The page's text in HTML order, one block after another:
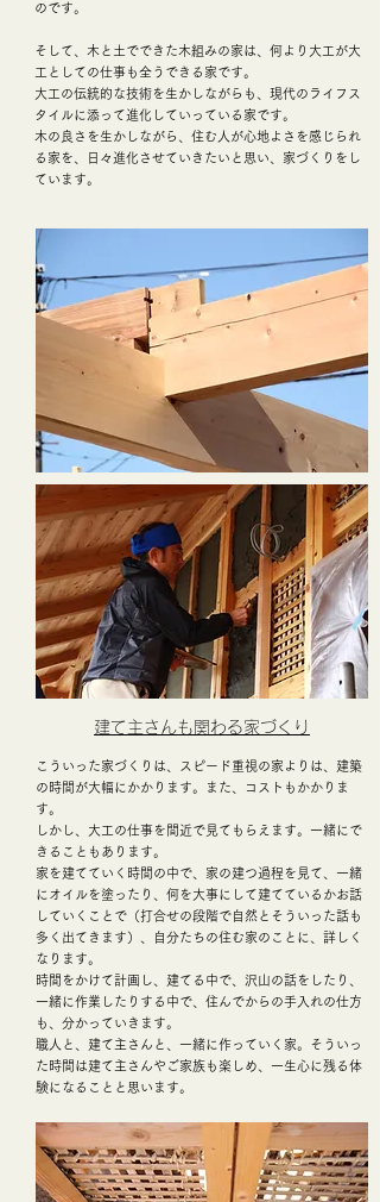
のです。
そして、木と土でできた木組みの家は、何より大工が大
工としての仕事も全うできる家です。
大工の伝統的な技術を生かしながらも、現代のライフス
タイルに添って進化していっている家です。
​木の良さを生かしながら、住む人が心地よさを感じられ
る家を、日々進化させていきたいと思い、家づくりをし
ています。
建て主さんも関わる家づくり
こういった家づくりは、スピード重視の家よりは、建築
の時間が大幅にかかります。また、コストもかかりま
す。
しかし、大工の仕事を間近で見てもらえます。一緒にで
きることもあります。
家を建てていく時間の中で、家の建つ過程を見て、一緒
にオイルを塗ったり、何を大事にして建てているかお話
していくことで（打合せの段階で自然とそういった話も
多く出てきます）、自分たちの住む家のことに、詳しく
なります。
時間をかけて計画し、建てる中で、沢山の話をしたり、
一緒に作業したりする中で、住んでからの手入れの仕方
も、分かっていきます。
職人と、建て主さんと、一緒に作っていく家。そういっ
た時間は建て主さんやご家族も楽しめ、一生心に残る体
験になることと思います。